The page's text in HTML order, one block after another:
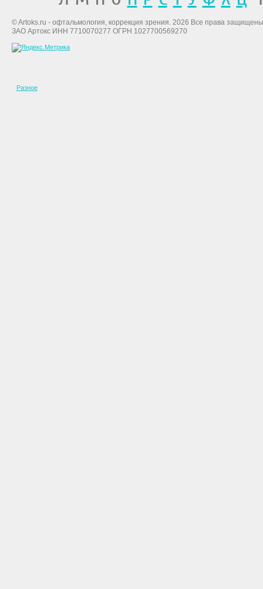
© Artoks.ru - офтальмология, коррекция зрения. 2026 Все права
ЗАО Артокс ИНН 7710070277 ОГРН 1027700569270
Разное